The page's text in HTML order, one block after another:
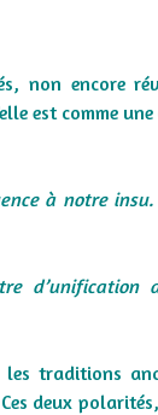
non encore
est comme
à notre
d’unification
traditions
deux